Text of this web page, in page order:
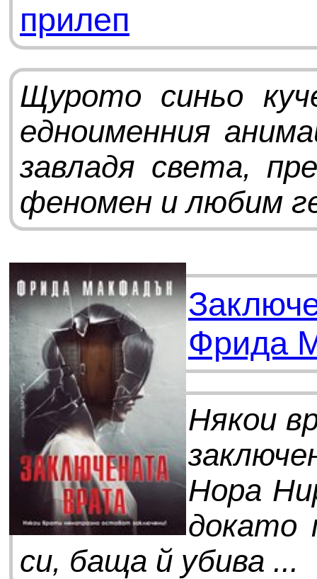
прилеп
Щурото синьо
едноименния
завладя света,
феномен и любим
Фрида
Някои
Нора
докато
си, баща й убива ...